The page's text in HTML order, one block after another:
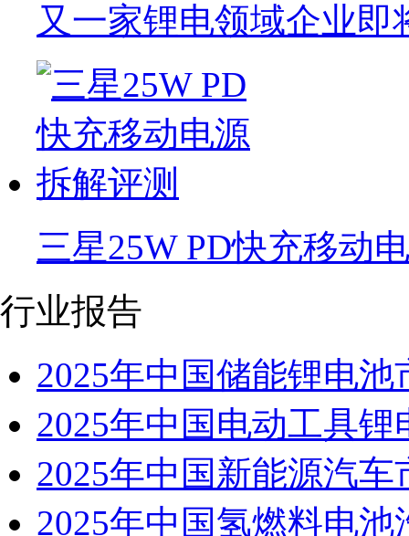
又一家锂电领域企业即
三星25W PD快充移动
行业报告
2025年中国储能锂电
2025年中国电动工具
2025年中国新能源汽
2025年中国氢燃料电